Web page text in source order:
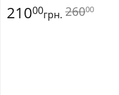
26000
21000грн.